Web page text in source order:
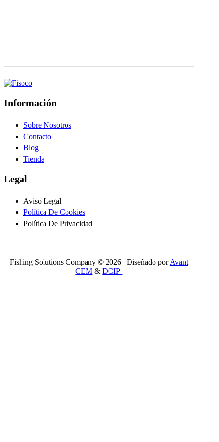
Información
Sobre Nosotros
Contacto
Blog
Tienda
Legal
Aviso Legal
Política De Cookies
Política De Privacidad
Fishing Solutions Company © 2026 | Diseñado porAvant
CEM &DCIP